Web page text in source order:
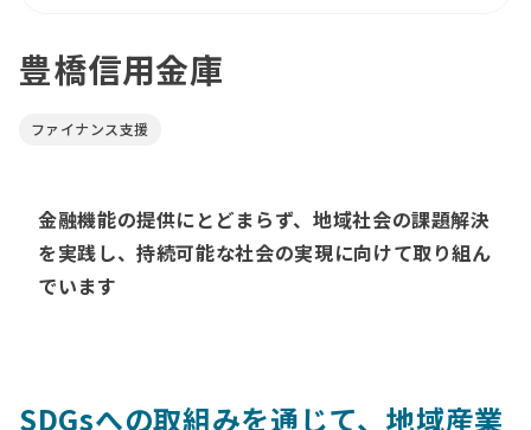
豊橋信用金庫
ファイナンス支援
金融機能の提供にとどまらず、地域社会の課題解決
を実践し、持続可能な社会の実現に向けて取り組ん
でいます
SDGsへの取組みを通じて、地域産業